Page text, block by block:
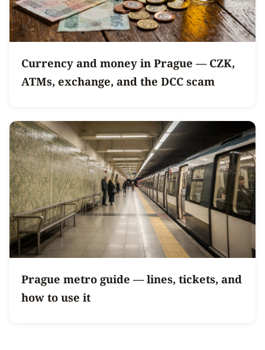
Currency and money in Prague — CZK,
ATMs, exchange, and the DCC scam
Prague metro guide — lines, tickets, and
how to use it